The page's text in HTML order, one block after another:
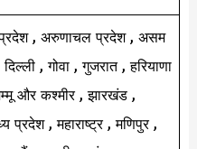
, अरुणाचल प्रदेश , असम
, गोवा , गुजरात , हरियाणा
और कश्मीर , झारखंड ,
प्रदेश , महाराष्ट्र , मणिपुर ,